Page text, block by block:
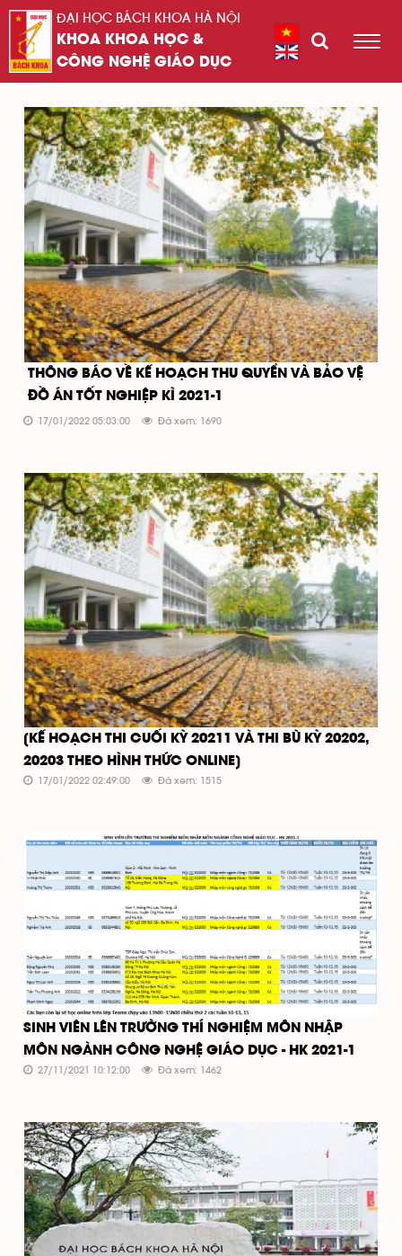
ĐẠI HỌC BÁCH KHOA HÀ NỘI
KHOA KHOA HỌC &
CÔNG NGHỆ GIÁO DỤC
THÔNG BÁO VỀ KẾ HOẠCH THU QUYỂN VÀ BẢO VỆ
ĐỒ ÁN TỐT NGHIỆP KÌ 2021-1
17/01/2022 05:03:00 Đã xem: 1690
[KẾ HOẠCH THI CUỐI KỲ 20211 VÀ THI BÙ KỲ 20202,
20203 THEO HÌNH THỨC ONLINE]
17/01/2022 02:49:00 Đã xem: 1515
SINH VIÊN LÊN TRƯỜNG THÍ NGHIỆM MÔN NHẬP
MÔN NGÀNH CÔNG NGHỆ GIÁO DỤC - HK 2021-1
27/11/2021 10:12:00 Đã xem: 1462